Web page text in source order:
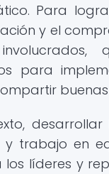
Para
y el
para
trabajo en
líderes y